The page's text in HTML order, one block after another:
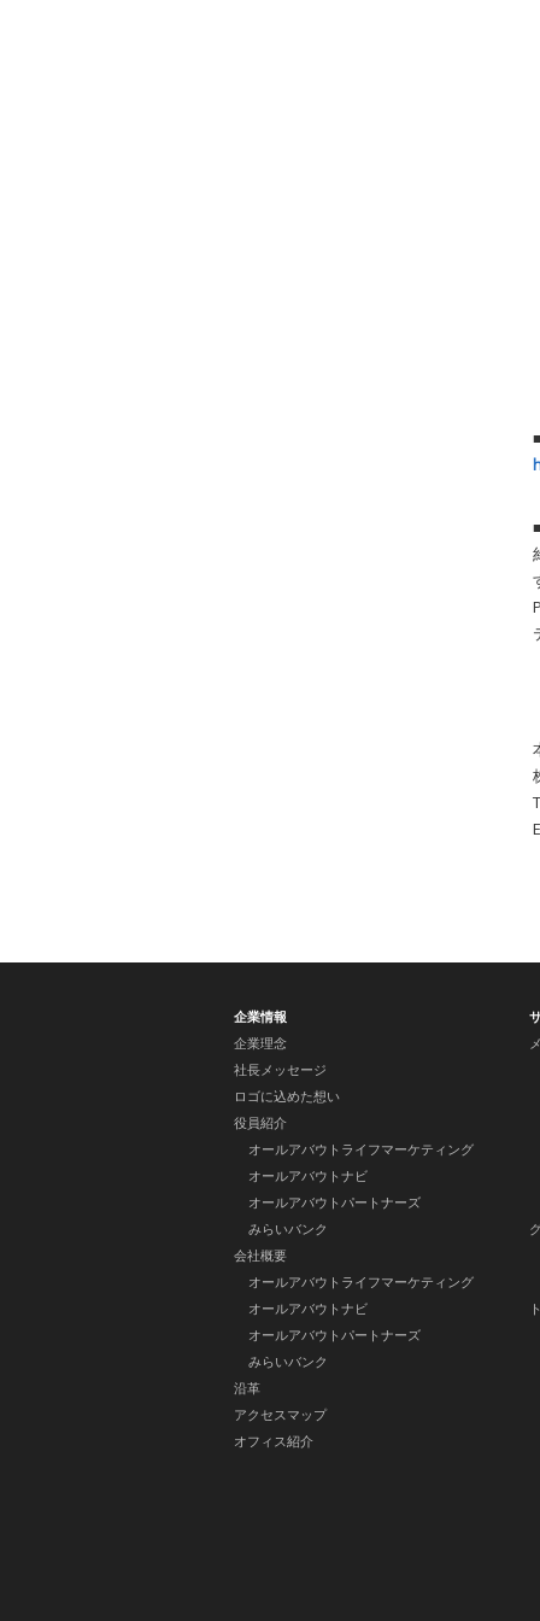
企業情報
企業理念
社長メッセージ
ロゴに込めた想い
役員紹介
オールアバウトライフマーケティング
オールアバウトナビ
オールアバウトパートナーズ
みらいバンク
会社概要
オールアバウトライフマーケティング
オールアバウトナビ
オールアバウトパートナーズ
みらいバンク
沿革
アクセスマップ
オフィス紹介